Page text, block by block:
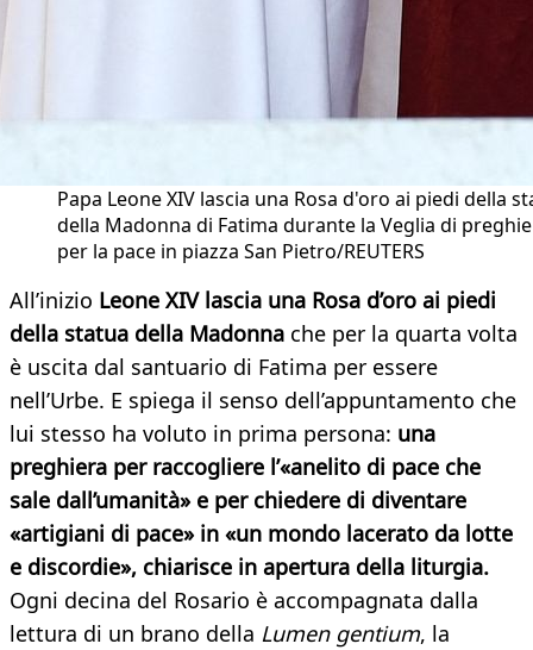
Papa Leone XIV lascia una Rosa d'oro ai piedi della
della Madonna di Fatima durante la Veglia di
per la pace in piazza San Pietro/REUTERS
All’inizio Leone XIV lascia una Rosa d’oro ai piedi
della statua della Madonna che per la quarta volta
è uscita dal santuario di Fatima per essere
nell’Urbe. E spiega il senso dell’appuntamento che
lui stesso ha voluto in prima persona: una
preghiera per raccogliere l’«anelito di pace che
sale dall’umanità» e per chiedere di diventare
«artigiani di pace» in «un mondo lacerato da lotte
e discordie», chiarisce in apertura della liturgia.
Ogni decina del Rosario è accompagnata dalla
lettura di un brano della Lumen gentium, la